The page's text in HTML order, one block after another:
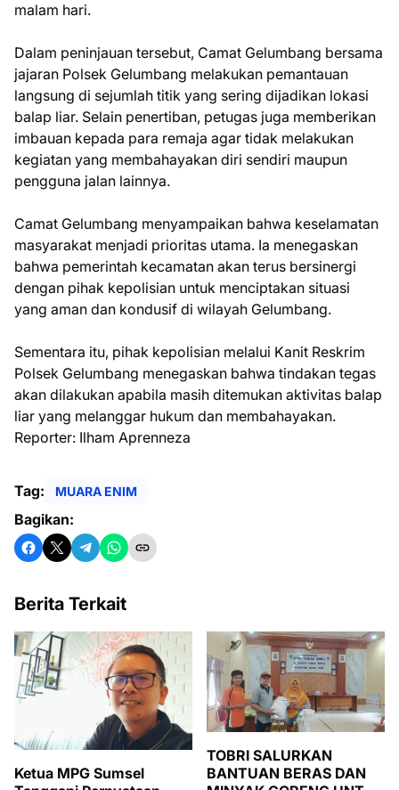
malam hari.
Dalam peninjauan tersebut, Camat Gelumbang bersama
jajaran Polsek Gelumbang melakukan pemantauan
langsung di sejumlah titik yang sering dijadikan lokasi
balap liar. Selain penertiban, petugas juga memberikan
imbauan kepada para remaja agar tidak melakukan
kegiatan yang membahayakan diri sendiri maupun
pengguna jalan lainnya.
Camat Gelumbang menyampaikan bahwa keselamatan
masyarakat menjadi prioritas utama. Ia menegaskan
bahwa pemerintah kecamatan akan terus bersinergi
dengan pihak kepolisian untuk menciptakan situasi
yang aman dan kondusif di wilayah Gelumbang.
Sementara itu, pihak kepolisian melalui Kanit Reskrim
Polsek Gelumbang menegaskan bahwa tindakan tegas
akan dilakukan apabila masih ditemukan aktivitas balap
liar yang melanggar hukum dan membahayakan.
Reporter: Ilham Aprenneza
Tag: MUARA ENIM
Bagikan:
Berita Terkait
Ketua MPG Sumsel
TOBRI SALURKAN
BANTUAN BERAS DAN